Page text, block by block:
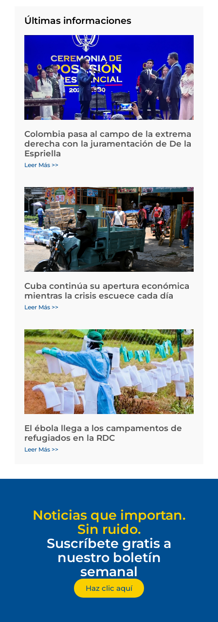
Últimas informaciones
Colombia pasa al campo de la extrema
derecha con la juramentación de De la
Espriella
Leer Más >>
Cuba continúa su apertura económica
mientras la crisis escuece cada día
Leer Más >>
El ébola llega a los campamentos de
refugiados en la RDC
Leer Más >>
Noticias que importan.
Sin ruido.
Suscríbete gratis a
nuestro boletín
semanal
Haz clic aquí